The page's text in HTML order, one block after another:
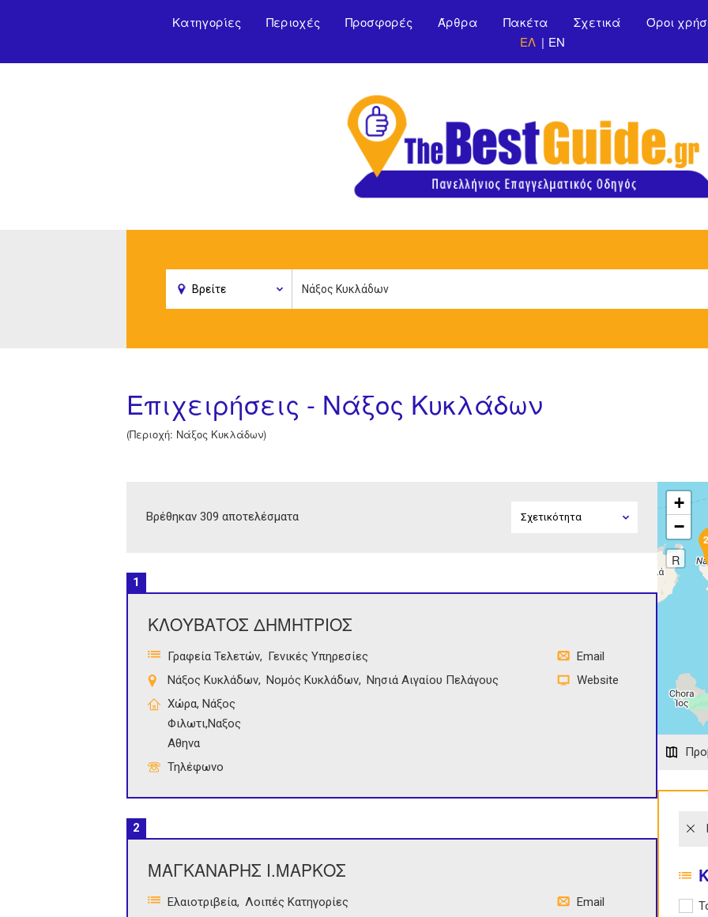
κυρίως περιεχόμενο
Κατηγορίες Περιοχές Προσφορές Άρθρα Πακέτα Σχετικά Όροι
ΕΛ
EN
Επιχειρήσεις - Νάξος Κυκλάδων
(Περιοχή: Νάξος Κυκλάδων)
Βρέθηκαν 309 αποτελέσματα
1
ΚΛΟΥΒΑΤΟΣ ΔΗΜΗΤΡΙΟΣ
Γραφεία Τελετών
Γενικές Υπηρεσίες
Νάξος Κυκλάδων Νομός Κυκλάδων Νησιά Αιγαίου Πελάγους
Χώρα, Νάξος
Φιλωτι,Ναξος
Αθηνα
Τηλέφωνο
Email
Website
2
ΜΑΓΚΑΝΑΡΗΣ Ι.ΜΑΡΚΟΣ
Ελαιοτριβεία Λοιπές Κατηγορίες
Email
+
−
R